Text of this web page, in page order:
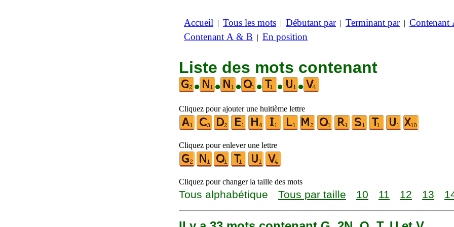
Accueil | Tous les mots | Débutant par| Terminant par| Contenant
Contenant A & B | En position
Liste des mots contenant
•
• • • • •
Cliquez pour ajouter une huitième lettre
Cliquez pour enlever une lettre
Cliquez pour changer la taille des mots
Tous alphabétique Tous par taille 10 11 12 13